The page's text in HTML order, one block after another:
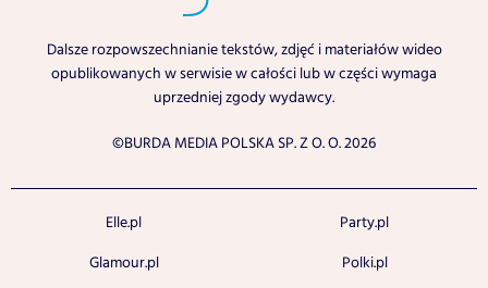
Dalsze rozpowszechnianie tekstów, zdjęć i materiałów wideo
opublikowanych w serwisie w całości lub w części wymaga
uprzedniej zgody wydawcy.
©BURDA MEDIA POLSKA SP. Z O. O. 2026
Elle.pl
Glamour.pl
Party.pl
Polki.pl